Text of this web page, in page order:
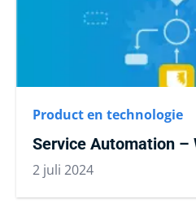
Product en technologie
Service Automation –
2 juli 2024